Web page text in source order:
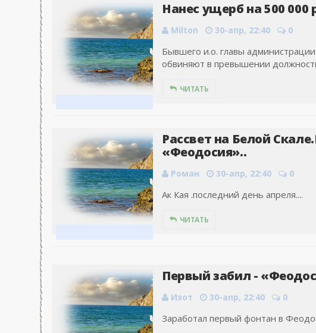
Нанес ущерб на 500 000
Milton 30-апр, 22:40 0
Бывшего и.о. главы
обвиняют в превышении
ЧИТАТЬ
Рассвет на Белой
«Феодосия»..
Роман 30-апр, 22:40 0
Ак Кая .последний день апреля....
ЧИТАТЬ
Первый забил -
Изот 30-апр, 22:40 0
Заработал первый фонтан в